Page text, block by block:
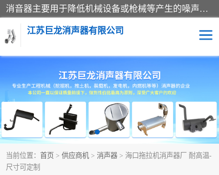
消音器主要用于降低机械设备或枪械等产生的噪声。它通过阻尼或增加排气面积来降低排气速度和功率，从而降低噪声。常见的消音器类型包括阻性消声器、抗性消声器、共振消声器以及阻抗复合式消声器等。这些消音器各有特点，适用于不同频率的噪声消除。
江苏巨龙消声器有限公司
当前位置： 首页 > 供应商机 > 消声器 > 海口拖拉机消声器厂 耐高温-
尺寸可定制
消声器